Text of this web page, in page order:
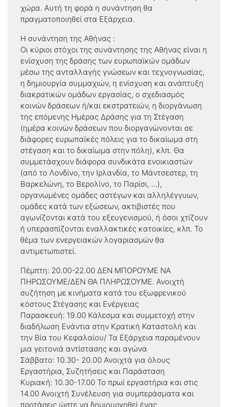
χώρα. Αυτή τη φορά η συνάντηση θα
πραγματοποιηθεί στα Εξάρχεια.
Η συνάντηση της Αθήνας :
Οι κύριοι στόχοι της συνάντησης της Αθήνας είναι η
ενίσχυση της δράσης των ευρωπαϊκών ομάδων
μέσω της ανταλλαγής γνώσεων και τεχνογνωσίας,
η δημιουργία συμμαχιών, η ενίσχυση και ανάπτυξη
διακρατικών ομάδων εργασίας, ο σχεδιασμός
κοινών δράσεων ή/και εκστρατειών, η διοργάνωση
της επόμενης Ημέρας Δράσης για τη Στέγαση
(ημέρα κοινών δράσεων που διοργανώνονται σε
διάφορες ευρωπαϊκές πόλεις για το δικαίωμα στη
στέγαση και το δικαίωμα στην πόλη), κλπ. Θα
συμμετάσχουν διάφορα συνδικάτα ενοικιαστών
(από το Λονδίνο, την Ιρλανδία, το Μάντσεστερ, τη
Βαρκελώνη, το Βερολίνο, το Παρίσι, …),
οργανωμένες ομάδες αστέγων και αλληλέγγυων,
ομάδες κατά των εξώσεων, ακτιβιστές που
αγωνίζονται κατά του εξευγενισμού, ή όσοι χτίζουν
ή υπερασπίζονται εναλλακτικές κατοικίες, κλπ. Το
θέμα των ενεργειακών λογαριασμών θα
αντιμετωπιστεί.
Πέμπτη: 20.00-22.00 ΔΕΝ ΜΠΟΡΟΥΜΕ ΝΑ
ΠΗΡΩΣΟΥΜΕ/ΔΕΝ ΘΑ ΠΛΗΡΩΣΟΥΜΕ. Ανοιχτή
συζήτηση με κινήματα κατά του εξωφρενικού
κόστους Στέγασης και Ενέργειας
Παρασκευή: 19.00 Κάλεσμα και συμμετοχή στην
διαδήλωση Ενάντια στην Κρατική Καταστολή και
την Βία του Κεφαλαίου/ Τα Εξάρχεια παραμένουν
μια γειτονιά αντίστασης και αγώνα
Σάββατο: 10.30- 20.00 Ανοιχτά για όλους
Εργαστήρια, Συζητήσεις και Παράσταση
Κυριακή: 10.30-17.00 Το πρωί εργαστήρια και στις
14.00 Ανοιχτή Συνέλευση για συμπεράσματα και
προτάσεις ώστε να δημιουργηθεί ένας